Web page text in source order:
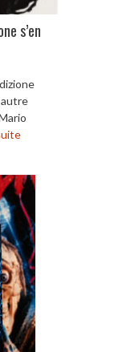
s’en
autre